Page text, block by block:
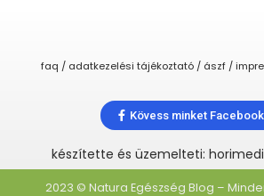
faq / adatkezelési tájékoztató / ászf /
Kövess minket
készítette és üzemelteti:
2023 © Natura Egészség Blog –